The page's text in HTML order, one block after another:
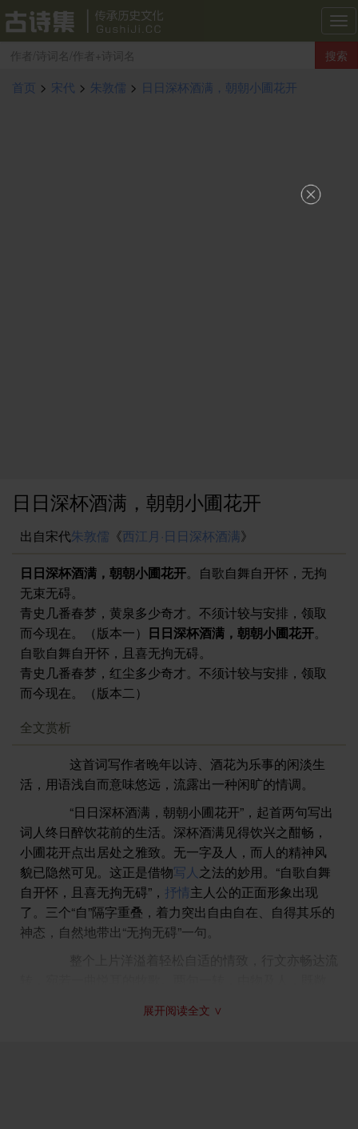
古
诗
集
搜索
首页 > 宋代 > 朱敦儒 > 日日深杯酒满，朝朝小圃花开
日日深杯酒满，朝朝小圃花开
出自宋代朱敦儒 《西江月·日日深杯酒满》
日日深杯酒满，朝朝小圃花开。自歌自舞自开怀，无拘
无束无碍。
青史几番春梦，黄泉多少奇才。不须计较与安排，领取
而今现在。（版本一） 日日深杯酒满，朝朝小圃花开。
自歌自舞自开怀，且喜无拘无碍。
青史几番春梦，红尘多少奇才。不须计较与安排，领取
而今现在。（版本二）
全文赏析
这首词写作者晚年以诗、酒花为乐事的闲淡生
活，用语浅自而意味悠远，流露出一种闲旷的情调。
“日日深杯酒满，朝朝小圃花开”，起首两句写出
词人终日醉饮花前的生活。深杯酒满见得饮兴之酣畅，
小圃花开点出居处之雅致。无一字及人，而人的精神风
貌已隐然可见。这正是借物写人 之法的妙用。“自歌自舞
自开怀，且喜无拘无碍”， 抒情主人公的正面形象出现
了。三个“自”隔字重叠，着力突出自由自在、自得其乐的
神态，自然地带出“无拘无碍”一句。
整个上片洋溢着轻松自适的情致，行文亦畅达流
展开阅读全文 ∨